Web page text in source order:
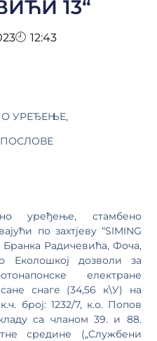
13“
12:43
УРЕЂЕЊЕ,
уређење, стамбено
по захтјеву “SIMING
Бранка Радичевића, Фоча,
дозволи за
електране
снаге (34,56 к\У) на
број: 1232/7, к.о. Попов
са чланом 39. и 88.
средине („Службени